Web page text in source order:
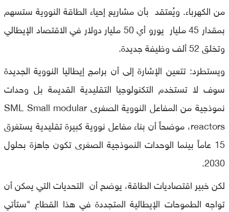
من الكهرباء. ويُعتقد بأن مشاريع إحياء الطاقة النووية ستسهم
بمقدار 45 مليار يورو أي 50 مليار دولار في الاقتصاد الإيطالي
وتخلق 52 ألف وظيفة جديدة.
ويستطرد: تتعين الإشارة إلى أن برامج إيطاليا النووية الجديدة
سوف لا تستخدم التكنولوجيا التقليدية القديمة بل وحدات
نموذجية من المفاعل النووية الصغرى SML Small modular
reactors، موضحاً أن بناء مفاعل نووية كبيرة تقليدية يستغرق
15 عاماً بينما الوحدات النموذجية الصغرى تكون جاهزة بحلول
2030.
لكن خبير اقتصاديات الطاقة، يوضح أن التحديات التي يمكن أن
تواجه الطموحات الإيطالية المتجددة في هذا القطاع "ستأتي